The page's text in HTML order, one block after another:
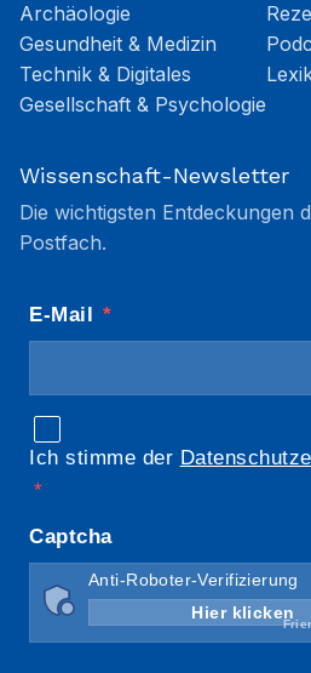
Archäologie
Gesundheit & Medizin
Technik & Digitales
Gesellschaft & Psychologie
Wissenschaft-Newsletter
Die wichtigsten Entdeckungen
Postfach.